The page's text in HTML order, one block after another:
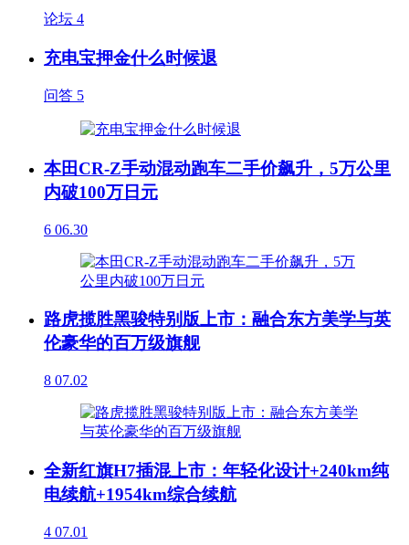
论坛 4
充电宝押金什么时候退
问答 5
本田CR-Z手动混动跑车二手价飙升，5万公里
内破100万日元
6 06.30
路虎揽胜黑骏特别版上市：融合东方美学与英
伦豪华的百万级旗舰
8 07.02
全新红旗H7插混上市：年轻化设计+240km纯
电续航+1954km综合续航
4 07.01